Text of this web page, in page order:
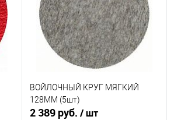
К сравнению
В избранное
Недоступно
ВОЙЛОЧНЫЙ КРУГ МЯГКИЙ
128ММ (5шт)
2 389 руб./ шт